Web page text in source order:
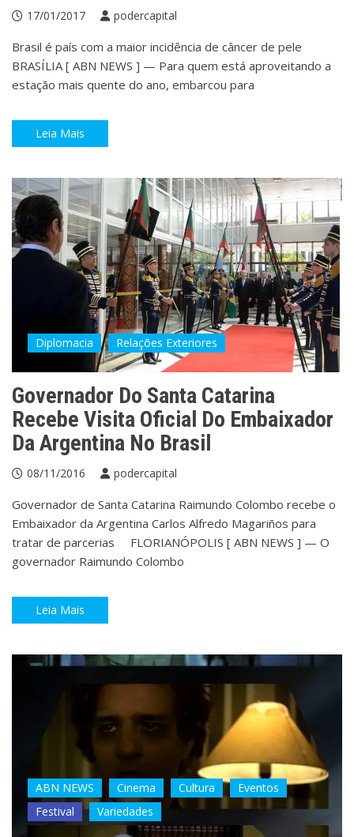
17/01/2017 podercapital
Brasil é país com a maior incidência de câncer de pele
BRASÍLIA [ ABN NEWS ] — Para quem está aproveitando a
estação mais quente do ano, embarcou para
Leia Mais
Diplomacia Relações Exteriores
Governador Do Santa Catarina
Recebe Visita Oficial Do Embaixador
Da Argentina No Brasil
08/11/2016 podercapital
Governador de Santa Catarina Raimundo Colombo recebe o
Embaixador da Argentina Carlos Alfredo Magariños para
tratar de parcerias FLORIANÓPOLIS [ ABN NEWS ] — O
governador Raimundo Colombo
Leia Mais
ABN NEWS Cinema Cultura
Eventos
Festival
Variedades